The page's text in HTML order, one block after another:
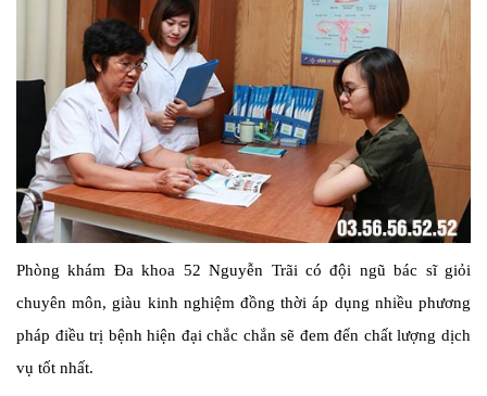
Phòng khám Đa khoa 52 Nguyễn Trãi có đội ngũ bác sĩ giỏi
chuyên môn, giàu kinh nghiệm đồng thời áp dụng nhiều phương
pháp điều trị bệnh hiện đại chắc chắn sẽ đem đến chất lượng dịch
vụ tốt nhất.